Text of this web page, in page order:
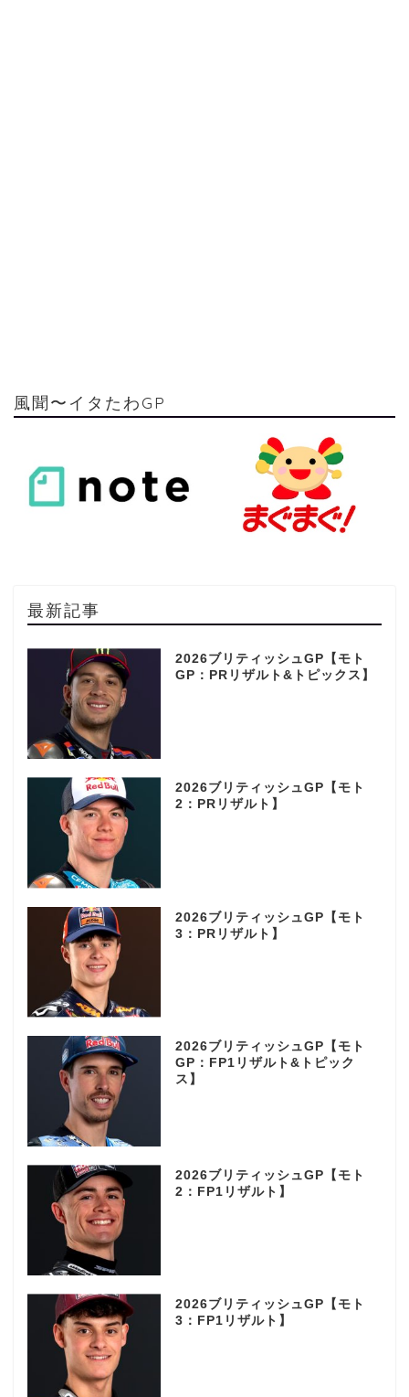
風聞〜イタたわGP
最新記事
2026ブリティッシュGP【モト
GP：PRリザルト&トピックス】
2026ブリティッシュGP【モト
2：PRリザルト】
2026ブリティッシュGP【モト
3：PRリザルト】
2026ブリティッシュGP【モト
GP：FP1リザルト&トピック
ス】
2026ブリティッシュGP【モト
2：FP1リザルト】
2026ブリティッシュGP【モト
3：FP1リザルト】